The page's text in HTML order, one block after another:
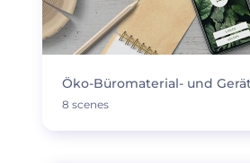
Öko-Büromaterial- und
8 scenes